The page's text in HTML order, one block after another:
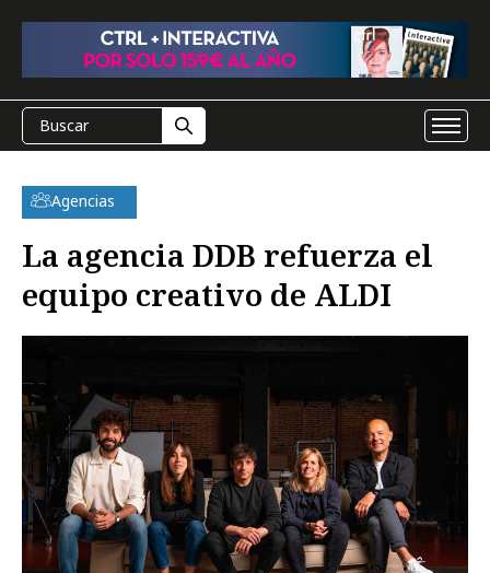
Agencias
La agencia DDB refuerza el
equipo creativo de ALDI